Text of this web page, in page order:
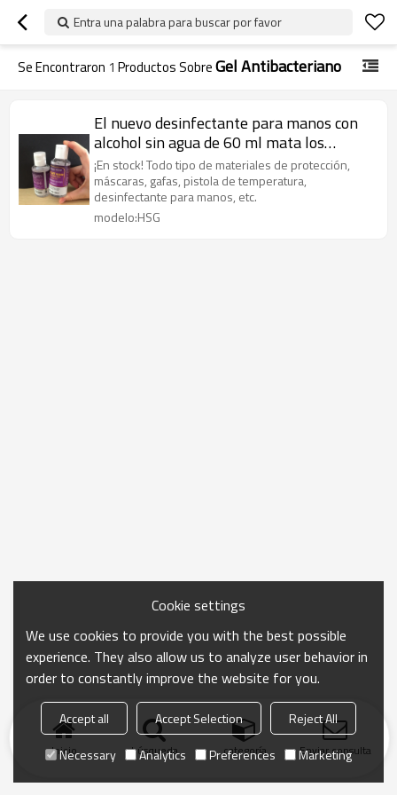
Entra una palabra para buscar por favor
Se Encontraron 1 Productos SobreGel Antibacteriano
El nuevo desinfectante para manos con
alcohol sin agua de 60 ml mata los
gérmenes gel desinfectante para manos
instantáneo
¡En stock! Todo tipo de materiales de protección,
máscaras, gafas, pistola de temperatura,
desinfectante para manos, etc.
modelo:HSG
Inicio búsqueda categoría Enviar consulta
Cookie settings
We use cookies to provide you with the best possible
experience. They also allow us to analyze user behavior in
order to constantly improve the website for you.
Accept all Accept Selection
Reject All
Necessary
Analytics Preferences Marketing